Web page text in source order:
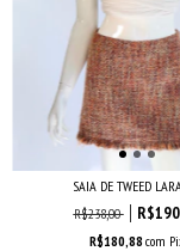
SAIA DE TWEED
R$238,00
R$180,88 com